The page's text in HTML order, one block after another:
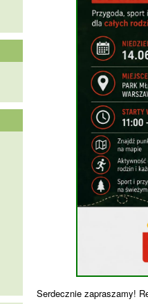
Serdecznie zapraszamy!